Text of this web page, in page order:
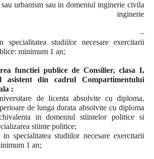
sau urbanism sau in domeniul inginerie civila
inginerie
specialitatea studiilor necesare exercitarii
minimum 1 an;
functiei publice de Consilier, clasa I,
asistent din cadrul Compartimentului
:
de licenta absolvite cu diploma,
de lunga durata absolvite cu diploma
in domeniul stiintelor politice si
stiinte politice;
specialitatea studiilor necesare exercitarii
1 an;